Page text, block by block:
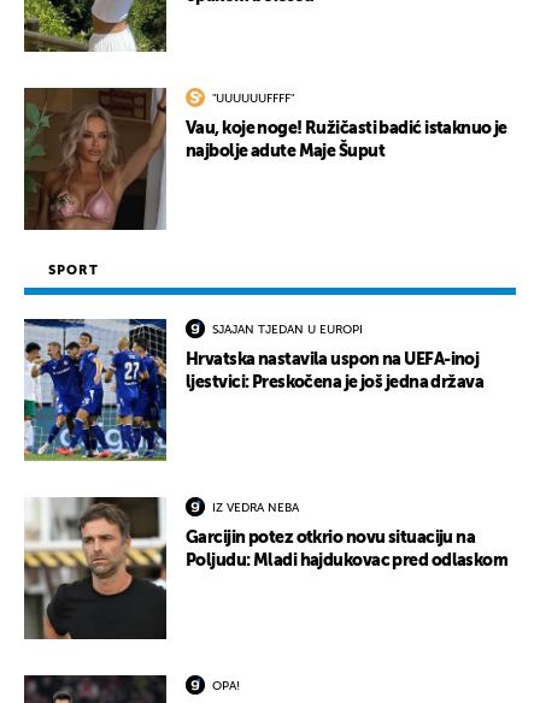
"UUUUUUFFFF"
Vau, koje noge! Ružičasti badić istaknuo je
najbolje adute Maje Šuput
SPORT
SJAJAN TJEDAN U EUROPI
Hrvatska nastavila uspon na UEFA-inoj
ljestvici: Preskočena je još jedna država
IZ VEDRA NEBA
Garcijin potez otkrio novu situaciju na
Poljudu: Mladi hajdukovac pred odlaskom
OPA!